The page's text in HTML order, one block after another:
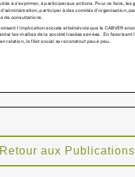
Retour aux Publications